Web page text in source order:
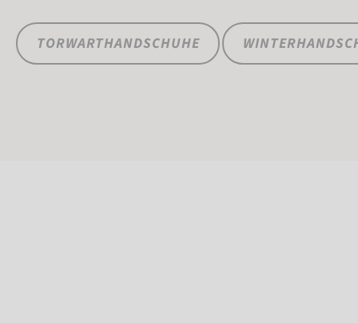
TORWARTHANDSCHUHE